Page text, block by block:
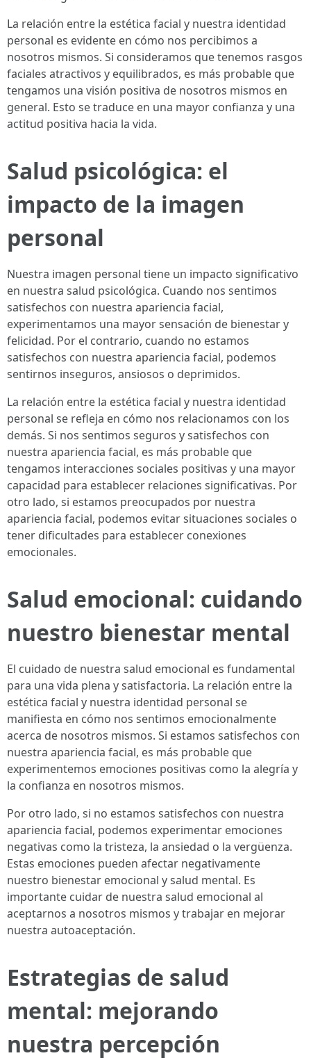
La relación entre la estética facial y nuestra identidad
personal es evidente en cómo nos percibimos a
nosotros mismos. Si consideramos que tenemos rasgos
faciales atractivos y equilibrados, es más probable que
tengamos una visión positiva de nosotros mismos en
general. Esto se traduce en una mayor confianza y una
actitud positiva hacia la vida.
Salud psicológica: el
impacto de la imagen
personal
Nuestra imagen personal tiene un impacto significativo
en nuestra salud psicológica. Cuando nos sentimos
satisfechos con nuestra apariencia facial,
experimentamos una mayor sensación de bienestar y
felicidad. Por el contrario, cuando no estamos
satisfechos con nuestra apariencia facial, podemos
sentirnos inseguros, ansiosos o deprimidos.
La relación entre la estética facial y nuestra identidad
personal se refleja en cómo nos relacionamos con los
demás. Si nos sentimos seguros y satisfechos con
nuestra apariencia facial, es más probable que
tengamos interacciones sociales positivas y una mayor
capacidad para establecer relaciones significativas. Por
otro lado, si estamos preocupados por nuestra
apariencia facial, podemos evitar situaciones sociales o
tener dificultades para establecer conexiones
emocionales.
Salud emocional: cuidando
nuestro bienestar mental
El cuidado de nuestra salud emocional es fundamental
para una vida plena y satisfactoria. La relación entre la
estética facial y nuestra identidad personal se
manifiesta en cómo nos sentimos emocionalmente
acerca de nosotros mismos. Si estamos satisfechos con
nuestra apariencia facial, es más probable que
experimentemos emociones positivas como la alegría y
la confianza en nosotros mismos.
Por otro lado, si no estamos satisfechos con nuestra
apariencia facial, podemos experimentar emociones
negativas como la tristeza, la ansiedad o la vergüenza.
Estas emociones pueden afectar negativamente
nuestro bienestar emocional y salud mental. Es
importante cuidar de nuestra salud emocional al
aceptarnos a nosotros mismos y trabajar en mejorar
nuestra autoaceptación.
Estrategias de salud
mental: mejorando
nuestra percepción